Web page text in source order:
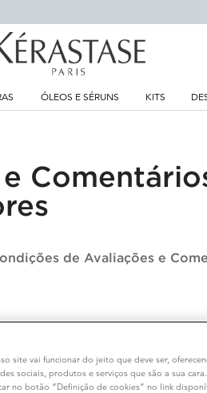
ÓLEOS E SÉRUNS KITS
de Avaliações e
site vai funcionar do jeito que deve ser,
sociais, produtos e serviços que são a sua
no botão “Definição de cookies” no link